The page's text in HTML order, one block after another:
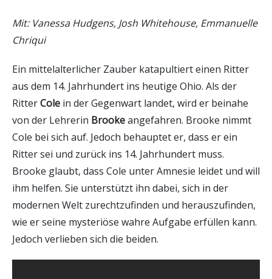
Mit: Vanessa Hudgens, Josh Whitehouse, Emmanuelle
Chriqui
Ein mittelalterlicher Zauber katapultiert einen Ritter
aus dem 14. Jahrhundert ins heutige Ohio. Als der
RitterCole in der Gegenwart landet, wird er beinahe
von der Lehrerin Brookeangefahren. Brooke nimmt
Cole bei sich auf. Jedoch behauptet er, dass er ein
Ritter sei und zurück ins 14. Jahrhundert muss.
Brooke glaubt, dass Cole unter Amnesie leidet und will
ihm helfen. Sie unterstützt ihn dabei, sich in der
modernen Welt zurechtzufinden und herauszufinden,
wie er seine mysteriöse wahre Aufgabe erfüllen kann.
Jedoch verlieben sich die beiden.